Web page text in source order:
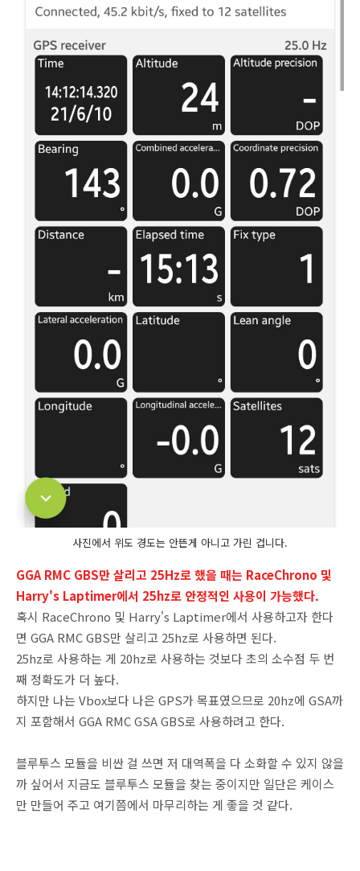
사진에서 위도 경도는 안뜬게 아니고 가린 겁니다.
GGA RMC GBS만 살리고 25Hz로 했을 때는 RaceChrono 및
Harry's Laptimer에서 25hz로 안정적인 사용이 가능했다.
혹시 RaceChrono 및 Harry's Laptimer에서 사용하고자 한다
면 GGA RMC GBS만 살리고 25hz로 사용하면 된다.
25hz로 사용하는 게 20hz로 사용하는 것보다 초의 소수점 두 번
째 정확도가 더 높다.
하지만 나는 Vbox보다 나은 GPS가 목표였으므로 20hz에 GSA까
지 포함해서 GGA RMC GSA GBS로 사용하려고 한다.
블루투스 모듈을 비싼 걸 쓰면 저 대역폭을 다 소화할 수 있지 않을
까 싶어서 지금도 블루투스 모듈을 찾는 중이지만 일단은 케이스
만 만들어 주고 여기쯤에서 마무리하는 게 좋을 것 같다.